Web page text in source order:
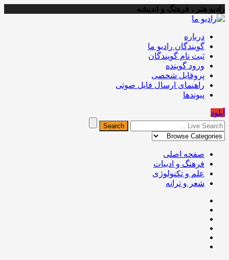
رادیو هنر ، فرهنگ و اندیشه
درباره
گویندگان رادیو ما
ثبت نام گویندگان
ورود گوینده
پروفایل شخصی
راهنمای ارسال فایل صوتی
پیوندها
آپلود
صفحه اصلی
فرهنگ و ادبیات
علم و تکنولوژی
شعر و ترانه